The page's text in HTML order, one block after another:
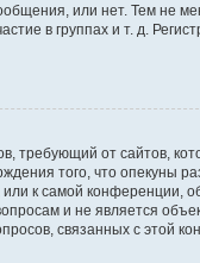
или нет. Тем не
в группах и т. д.
требующий от сайтов,
того, что опекуны
к самой конференции,
и не является
связанных с этой